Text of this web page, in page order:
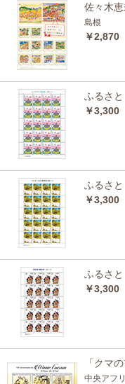
佐々木
島根
￥2,870
ふるさ
￥3,300
ふるさ
￥3,300
ふるさ
￥3,300
「クマ
中央アフ